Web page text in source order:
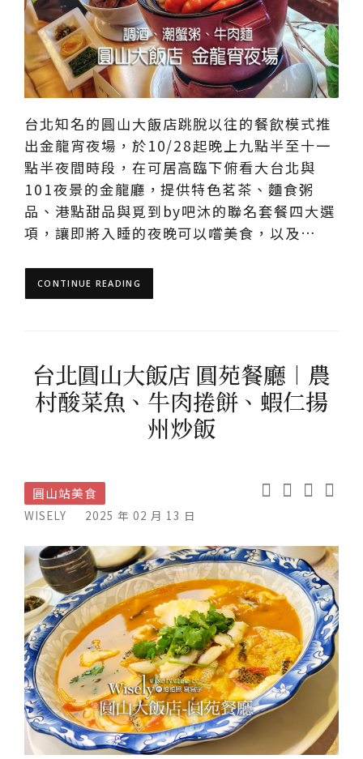
台北知名的圓山大飯店跳脫以往的餐飲模式推
出金龍宵夜場，於10/28起晚上九點半至十一
點半夜間時段，在可居高臨下俯看大台北與
101夜景的金龍廳，提供特色茗茶、麵食粥
品、港點甜品與覓到by吧沐的聯名套餐四大選
項，讓即將入睡的夜晚可以嚐美食，以及…
CONTINUE READING
台北圓山大飯店 圓苑餐廳︱農
村酸菜魚、牛肉捲餅、蝦仁揚
州炒飯
圓山站美食
WISELY 2025 年 02 月 13 日